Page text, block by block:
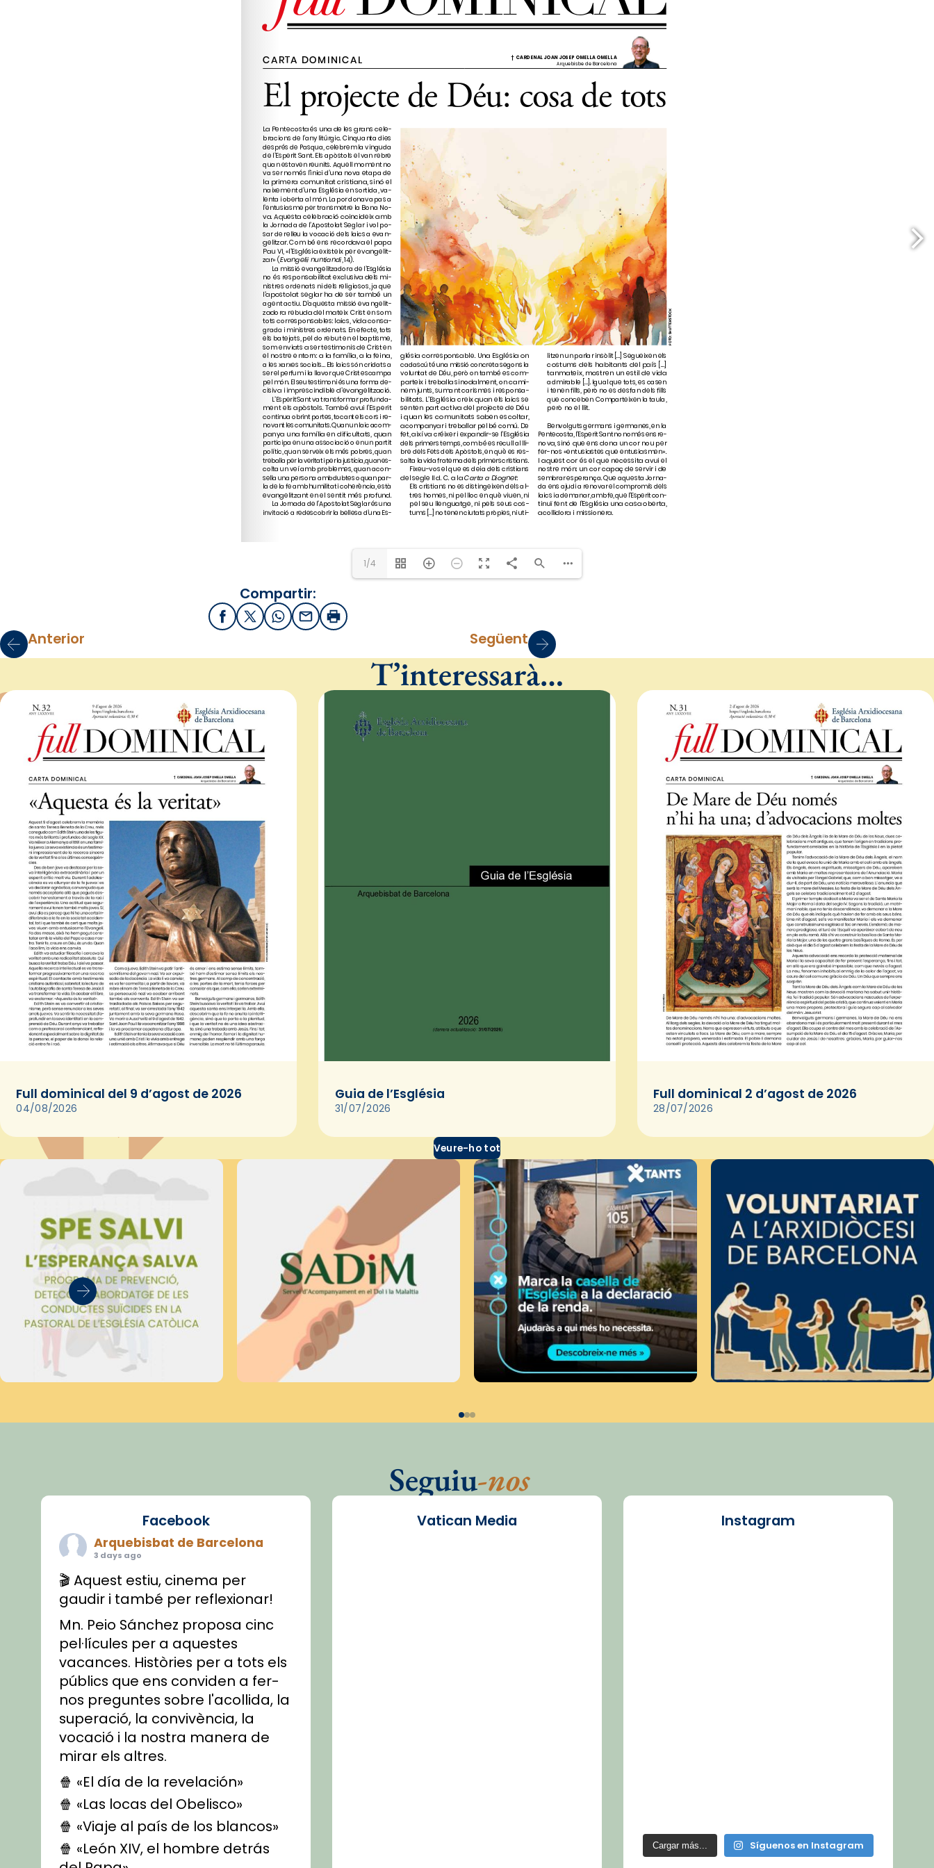
1/4
Compartir:
FacebookX / Twitter
WhatsApp
EmailImprimir
Anterior Següent
T’interessarà…
Full dominical del 9 d’agost de 2026
04/08/2026
Guia de l’Església
31/07/2026
Full dominical 2 d’agost de 2026
28/07/2026
Veure-ho tot
Seguiu-nos
Facebook
Arquebisbat de Barcelona
3 days ago
🎬 Aquest estiu, cinema per
gaudir i també per reflexionar!
Mn. Peio Sánchez proposa cinc
pel·lícules per a aquestes
vacances. Històries per a tots els
públics que ens conviden a fer-
nos preguntes sobre l'acollida, la
superació, la convivència, la
vocació i la nostra manera de
mirar els altres.
🍿 «El día de la revelación»
🍿 «Las locas del Obelisco»
🍿 «Viaje al país de los blancos»
🍿 «León XIV, el hombre detrás
Vatican Media Instagram
Cargar más... Síguenos en Instagram